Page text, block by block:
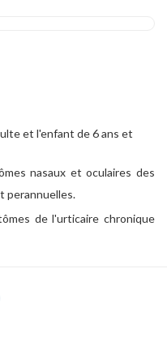
et l'enfant de 6 ans et
nasaux et oculaires des
perannuelles.
de l'urticaire chronique